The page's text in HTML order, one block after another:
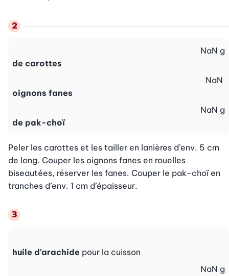
de carottes
NaN g
oignons fanes
NaN
de pak-choï
NaN g
Peler les carottes et les tailler en lanières d’env. 5 cm
de long. Couper les oignons fanes en rouelles
biseautées, réserver les fanes. Couper le pak-choï en
tranches d’env. 1 cm d’épaisseur.
huile d’arachide pour la cuisson
NaN g